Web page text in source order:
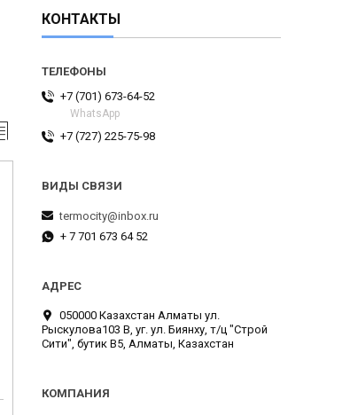
КОНТАКТЫ
+7 (701) 673-64-52
WhatsApp
+7 (727) 225-75-98
termocity@inbox.ru
+ 7 701 673 64 52
050000 Казахстан Алматы ул.
Рыскулова103 В, уг. ул. Биянху, т/ц "Строй
Сити", бутик В5, Алматы, Казахстан